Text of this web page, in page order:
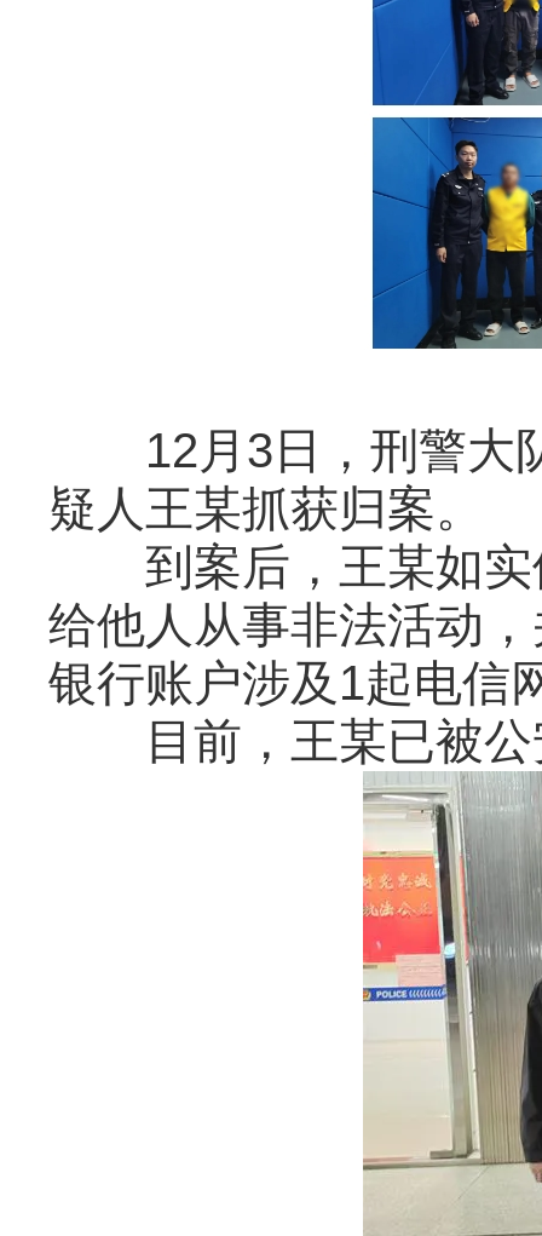
12月3日，刑警大队
疑人王某抓获归案。
到案后，王某如实
给他人从事非法活动
银行账户涉及1起电信
目前，王某已被公